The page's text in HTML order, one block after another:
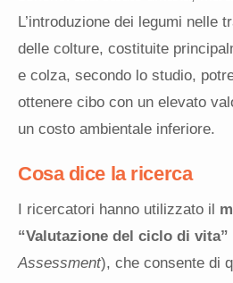
L’introduzione dei legumi nelle
delle colture, costituite
e colza, secondo lo studio,
ottenere cibo con un elevato
un costo ambientale inferiore.
Cosa dice la ricerca
I ricercatori hanno utilizzato il
“Valutazione del ciclo di vita”
Assessment), che consente di